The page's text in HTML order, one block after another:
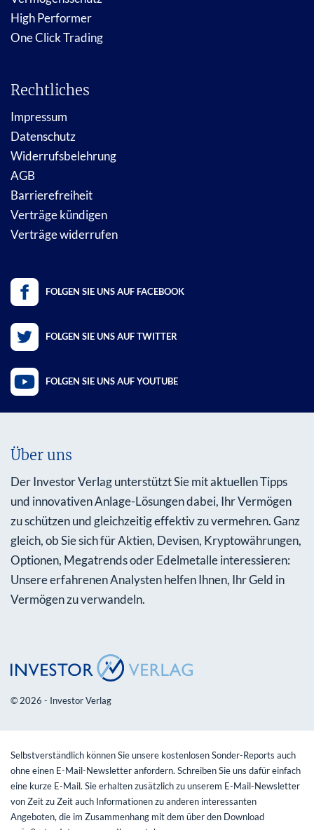
High Performer
One Click Trading
Rechtliches
Impressum
Datenschutz
Widerrufsbelehrung
AGB
Barrierefreiheit
Verträge kündigen
Verträge widerrufen
FOLGEN SIE UNS AUF FACEBOOK
FOLGEN SIE UNS AUF TWITTER
FOLGEN SIE UNS AUF YOUTUBE
Über uns
Der Investor Verlag unterstützt Sie mit aktuellen Tipps
und innovativen Anlage-Lösungen dabei, Ihr Vermögen
zu schützen und gleichzeitig effektiv zu vermehren. Ganz
gleich, ob Sie sich für Aktien, Devisen, Kryptowährungen,
Optionen, Megatrends oder Edelmetalle interessieren:
Unsere erfahrenen Analysten helfen Ihnen, Ihr Geld in
Vermögen zu verwandeln.
© 2026 - Investor Verlag
Selbstverständlich können Sie unsere kostenlosen Sonder-Reports auch
ohne einen E-Mail-Newsletter anfordern. Schreiben Sie uns dafür einfach
eine kurze E-Mail. Sie erhalten zusätzlich zu unserem E-Mail-Newsletter
von Zeit zu Zeit auch Informationen zu anderen interessanten
Angeboten, die im Zusammenhang mit dem über den Download